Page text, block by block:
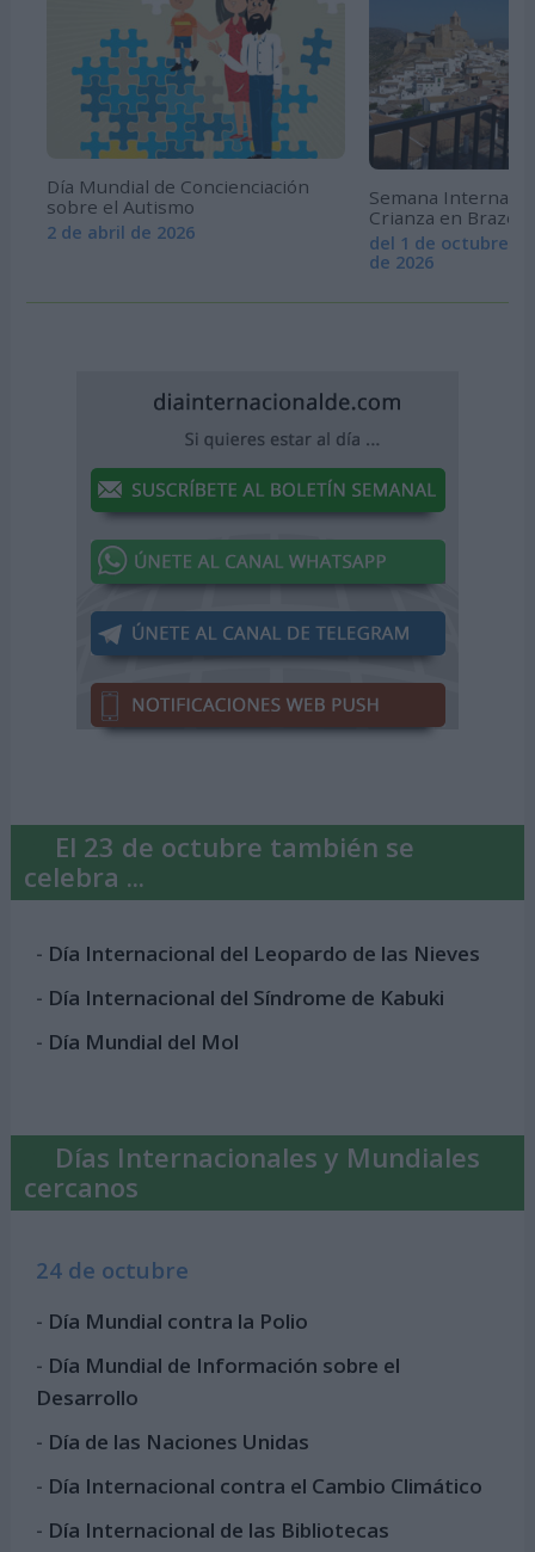
Día Mundial de Concienciación
sobre el Autismo
2 de abril de 2026
Semana
Crianza en Brazos
del 1 de octubre
de 2026
El 23 de octubre también se
celebra ...
- Día Internacional del Leopardo de las Nieves
- Día Internacional del Síndrome de Kabuki
- Día Mundial del Mol
Días Internacionales y Mundiales
cercanos
24 de octubre
- Día Mundial contra la Polio
- Día Mundial de Información sobre el
Desarrollo
- Día de las Naciones Unidas
- Día Internacional contra el Cambio Climático
- Día Internacional de las Bibliotecas